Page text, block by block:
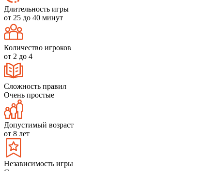
Длительность игры
от 25 до 40 минут
Количество игроков
от 2 до 4
Сложность правил
Очень простые
Допустимый возраст
от 8 лет
Независимость игры